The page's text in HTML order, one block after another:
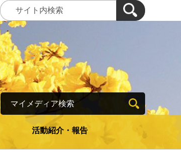
活動紹介・報告
マイメディア検索